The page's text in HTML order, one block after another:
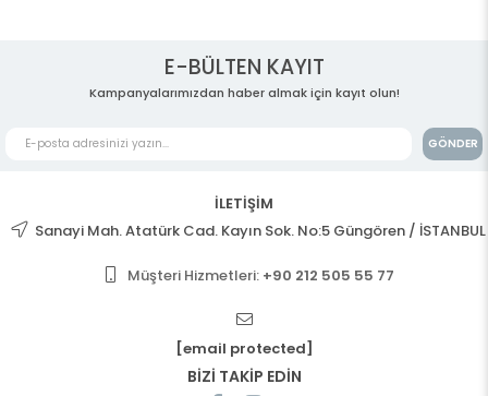
E-BÜLTEN KAYIT
Kampanyalarımızdan haber almak için kayıt olun!
GÖNDER
İLETİŞİM
Sanayi Mah. Atatürk Cad. Kayın Sok. No:5 Güngören / İSTANBUL
Müşteri Hizmetleri: +90 212 505 55 77
[email protected]
BİZİ TAKİP EDİN